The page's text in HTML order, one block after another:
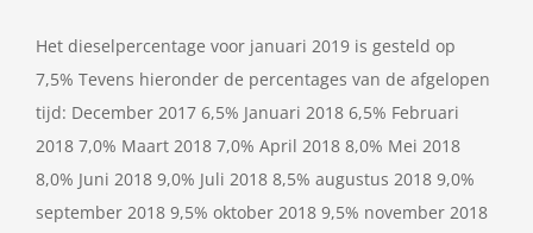
Het dieselpercentage voor januari 2019 is gesteld op
7,5% Tevens hieronder de percentages van de afgelopen
tijd: December 2017 6,5% Januari 2018 6,5% Februari
2018 7,0% Maart 2018 7,0% April 2018 8,0% Mei 2018
8,0% Juni 2018 9,0% Juli 2018 8,5% augustus 2018 9,0%
september 2018 9,5% oktober 2018 9,5% november 2018